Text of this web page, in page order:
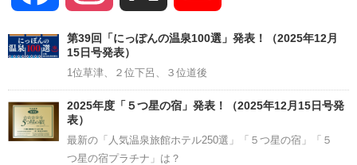
Channel
第39回「にっぽんの温泉100選」発表！（2025年12月
15日号発表）
1位草津、２位下呂、３位道後
2025年度「５つ星の宿」発表！（2025年12月15日号発
表）
最新の「人気温泉旅館ホテル250選」「５つ星の宿」「５
つ星の宿プラチナ」は？